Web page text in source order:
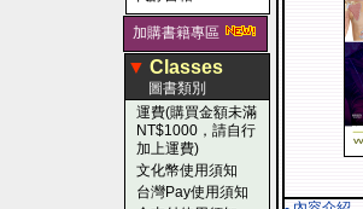
加購書籍專區
▼ Classes
圖書類別
運費(購買金額未滿
NT$1000，請自行
加上運費)
文化幣使用須知
台灣Pay使用須知